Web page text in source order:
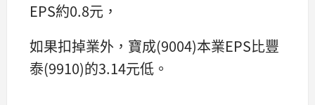
EPS約0.8元，
如果扣掉業外，寶成(9004)本業EPS比豐
泰(9910)的3.14元低。